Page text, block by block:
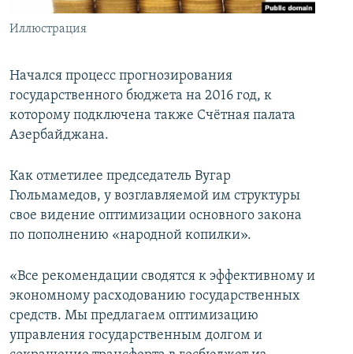
XƏBƏR BÜLLETENLƏRIMIZ
Иллюстрация
Начался процесс прогнозирования
государственного бюджета на 2016 год, к
которому подключена также Счётная палата
Азербайджана.
Как отметилее председатель Вугар
Гюльмамедов, у возглавляемой им структуры
свое видение оптимизации основного закона
по пополнению «народной копилки».
«Все рекомендации сводятся к эффективному и
экономному расходованию государственных
средств. Мы предлагаем оптимизацию
управления государственным долгом и